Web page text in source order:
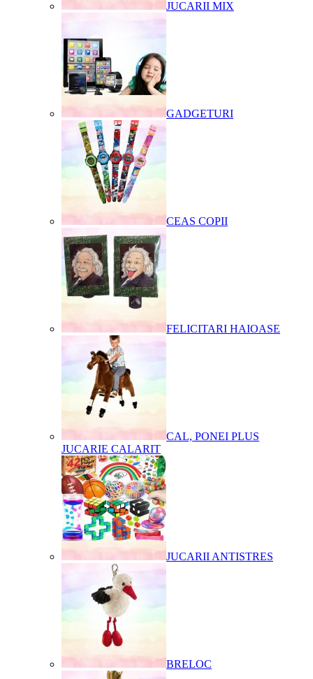
JUCARII MIX
GADGETURI
CEAS COPII
FELICITARI HAIOASE
CAL, PONEI PLUS
JUCARIE CALARIT
JUCARII ANTISTRES
BRELOC